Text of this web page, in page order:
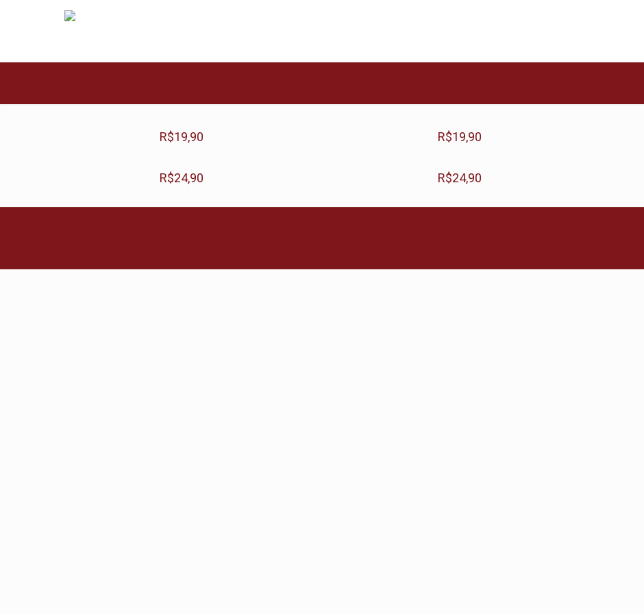
R$19,90 R$19,90
R$24,90 R$24,90